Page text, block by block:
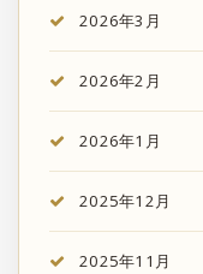
2026年3月
2026年2月
2026年1月
2025年12月
2025年11月